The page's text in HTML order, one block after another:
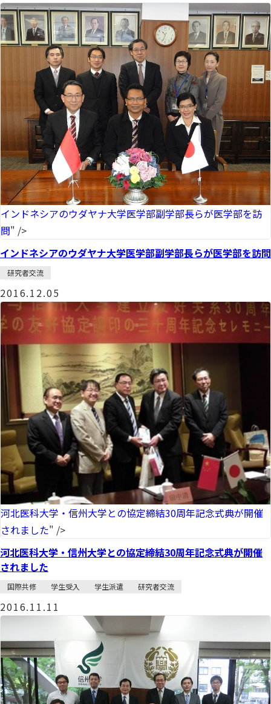
インドネシアのウダヤナ大学医学部副学部長らが医学部を訪
問" />
インドネシアのウダヤナ大学医学部副学部長らが医学部を訪問
研究者交流
2016.12.05
河北医科大学・信州大学との協定締結30周年記念式典が開催
されました" />
河北医科大学・信州大学との協定締結30周年記念式典が開催
されました
国際共修 学生受入 学生派遣 研究者交流
2016.11.11